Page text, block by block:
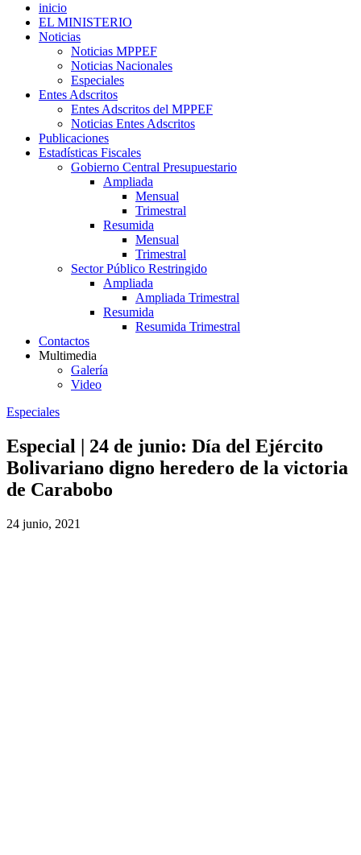
inicio
EL MINISTERIO
Noticias
Noticias MPPEF
Noticias Nacionales
Especiales
Entes Adscritos
Entes Adscritos del MPPEF
Noticias Entes Adscritos
Publicaciones
Estadísticas Fiscales
Gobierno Central Presupuestario
Ampliada
Mensual
Trimestral
Resumida
Mensual
Trimestral
Sector Público Restringido
Ampliada
Ampliada Trimestral
Resumida
Resumida Trimestral
Contactos
Multimedia
Galería
Video
Especiales
Especial | 24 de junio: Día del Ejército
Bolivariano digno heredero de la victoria
de Carabobo
24 junio, 2021